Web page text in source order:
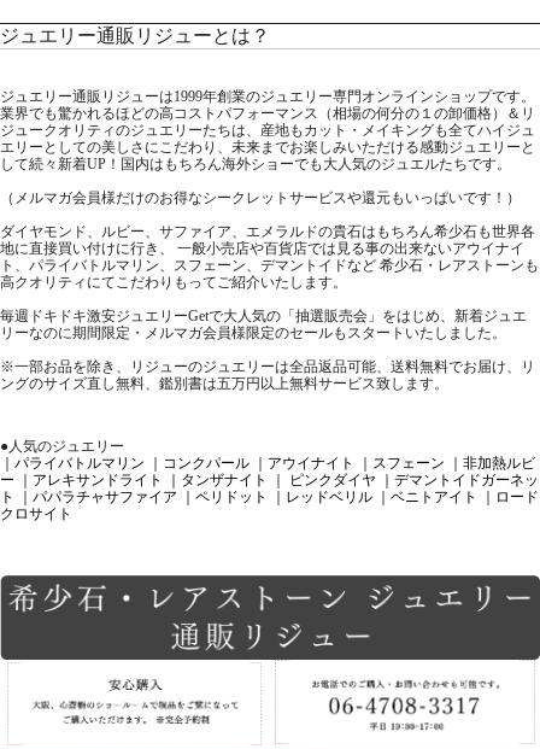
ジュエリー通販リジューとは？
ジュエリー通販リジューは1999年創業のジュエリー専門オンラインショップです。
業界でも驚かれるほどの高コストパフォーマンス（相場の何分の１の卸価格）＆リ
ジュークオリティのジュエリーたちは、産地もカット・メイキングも全てハイジュ
エリーとしての美しさにこだわり、未来までお楽しみいただける感動ジュエリーと
して続々新着UP！国内はもちろん海外ショーでも大人気のジュエルたちです。
（メルマガ会員様だけのお得なシークレットサービスや還元もいっぱいです！）
ダイヤモンド、ルビー、サファイア、エメラルドの貴石はもちろん希少石も世界各
地に直接買い付けに行き、 一般小売店や百貨店では見る事の出来ないアウイナイ
ト、パライバトルマリン、スフェーン、デマントイドなど 希少石・レアストーンも
高クオリティにてこだわりもってご紹介いたします。
毎週ドキドキ激安ジュエリーGetで大人気の「抽選販売会」をはじめ、新着ジュエ
リーなのに期間限定・メルマガ会員様限定のセールもスタートいたしました。
※一部お品を除き、リジューのジュエリーは全品返品可能、送料無料でお届け、リ
ングのサイズ直し無料、鑑別書は五万円以上無料サービス致します。
●人気のジュエリー
｜パライバトルマリン
｜コンクパール ｜アウイナイト ｜スフェーン
｜非加熱ルビ
ー
｜アレキサンドライト ｜タンザナイト ｜ ピンクダイヤ
｜デマントイドガーネッ
ト
｜パパラチャサファイア ｜ペリドット ｜レッドベリル ｜ベニトアイト
｜ロード
クロサイト